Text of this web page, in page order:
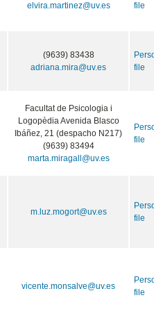
elvira.martinez@uv.es
file
(9639) 83438
adriana.mira@uv.es
file
Facultat de Psicologia i
Logopèdia Avenida Blasco
Ibáñez, 21 (despacho N217)
(9639) 83494
marta.miragall@uv.es
file
m.luz.mogort@uv.es
file
vicente.monsalve@uv.es
file